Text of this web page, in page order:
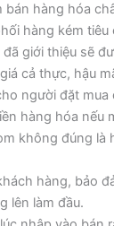
bán hàng hóa
hàng kém tiêu
giới thiệu sẽ
cả thực, hậu
người đặt mua
hàng hóa nếu
không đúng là
hàng, bảo
lên làm đầu.